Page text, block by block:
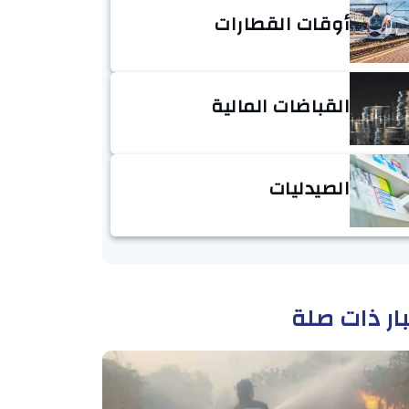
أوقات القطارات
القباضات المالية
الصيدليات
ذات صلة